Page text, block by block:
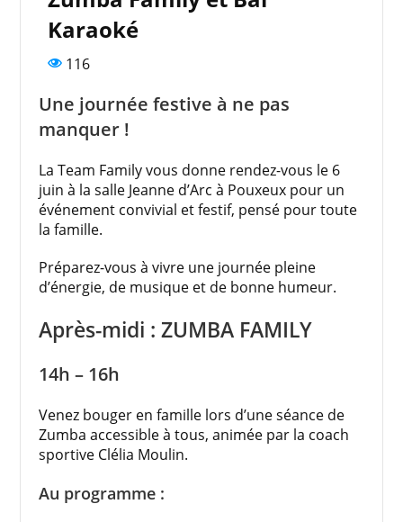
Karaoké
116
Une journée festive à ne pas
manquer !
La Team Family vous donne rendez-vous le 6
juin à la salle Jeanne d’Arc à Pouxeux pour un
événement convivial et festif, pensé pour toute
la famille.
Préparez-vous à vivre une journée pleine
d’énergie, de musique et de bonne humeur.
Après-midi : ZUMBA FAMILY
14h – 16h
Venez bouger en famille lors d’une séance de
Zumba accessible à tous, animée par la coach
sportive Clélia Moulin.
Au programme :